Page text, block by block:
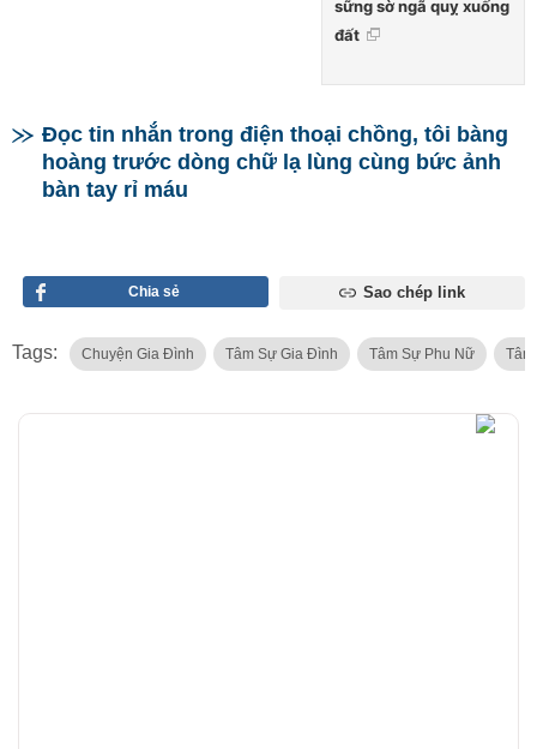
sững sờ ngã quỵ xuống
đất
Đọc tin nhắn trong điện thoại chồng, tôi bàng
hoàng trước dòng chữ lạ lùng cùng bức ảnh
bàn tay rỉ máu
Chia sẻ Sao chép link
Tags: Chuyện Gia Đình Tâm Sự Gia Đình Tâm Sự Phu Nữ